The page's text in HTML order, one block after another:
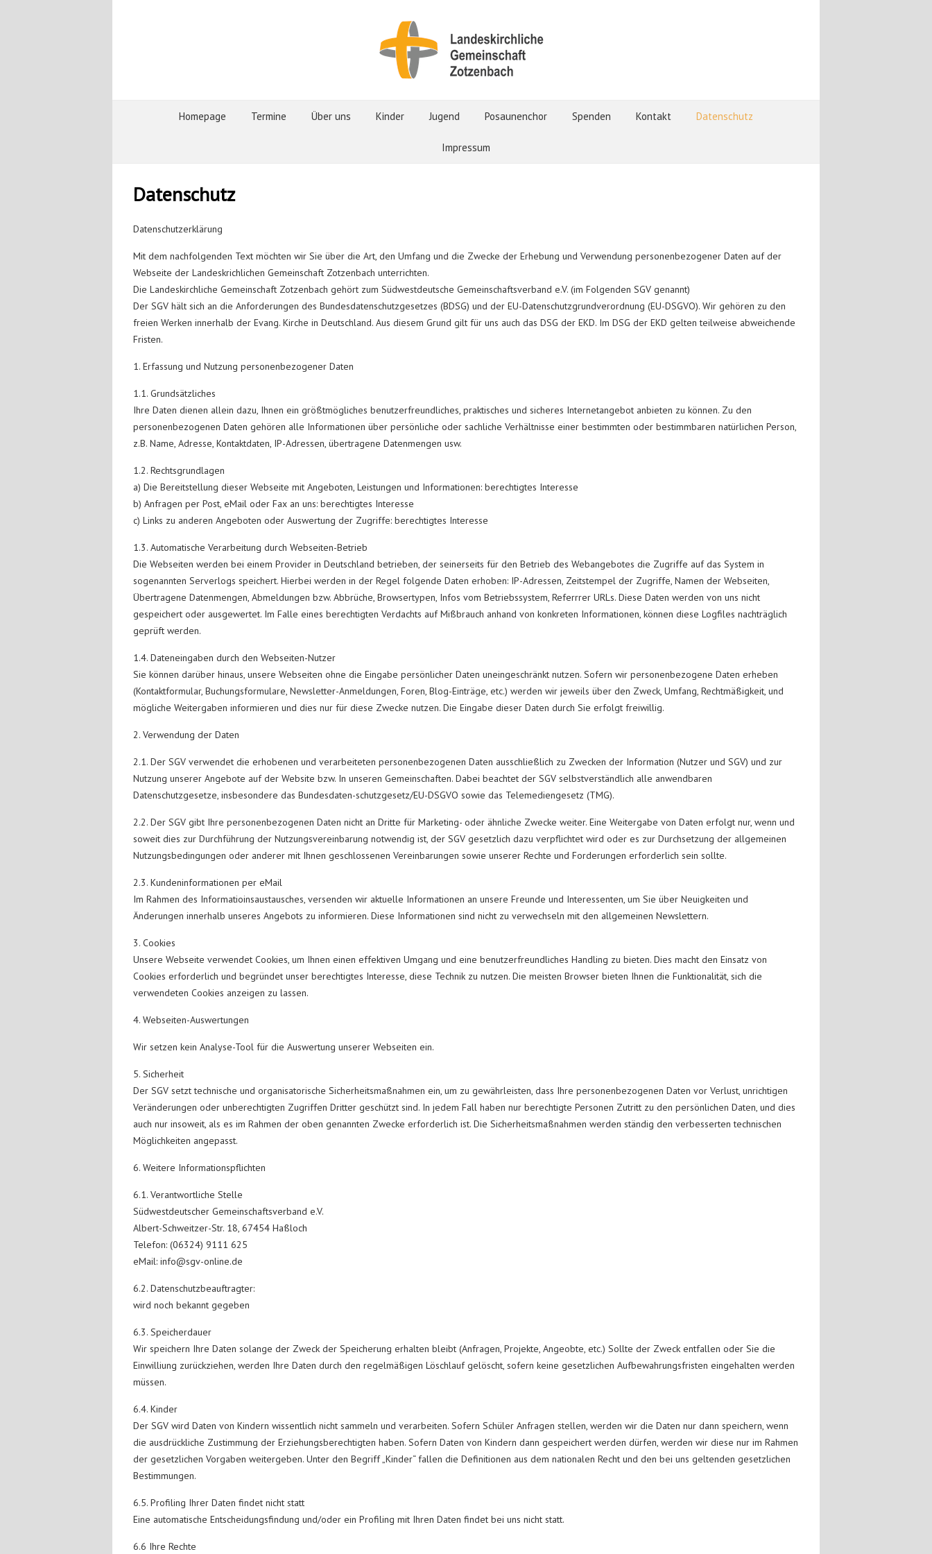
Homepage Termine Über uns Kinder Jugend Posaunenchor Spenden Kontakt Datenschutz
Impressum
Datenschutz
Datenschutzerklärung
Mit dem nachfolgenden Text möchten wir Sie über die Art, den Umfang und die Zwecke der Erhebung und Verwendung personenbezogener Daten auf der
Webseite der Landeskrichlichen Gemeinschaft Zotzenbach unterrichten.
Die Landeskirchliche Gemeinschaft Zotzenbach gehört zum Südwestdeutsche Gemeinschaftsverband e.V. (im Folgenden SGV genannt)
Der SGV hält sich an die Anforderungen des Bundesdatenschutzgesetzes (BDSG) und der EU-Datenschutzgrundverordnung (EU-DSGVO). Wir gehören zu den
freien Werken innerhalb der Evang. Kirche in Deutschland. Aus diesem Grund gilt für uns auch das DSG der EKD. Im DSG der EKD gelten teilweise abweichende
Fristen.
1. Erfassung und Nutzung personenbezogener Daten
1.1. Grundsätzliches
Ihre Daten dienen allein dazu, Ihnen ein größtmögliches benutzerfreundliches, praktisches und sicheres Internetangebot anbieten zu können. Zu den
personenbezogenen Daten gehören alle Informationen über persönliche oder sachliche Verhältnisse einer bestimmten oder bestimmbaren natürlichen Person,
z.B. Name, Adresse, Kontaktdaten, IP-Adressen, übertragene Datenmengen usw.
1.2. Rechtsgrundlagen
a) Die Bereitstellung dieser Webseite mit Angeboten, Leistungen und Informationen: berechtigtes Interesse
b) Anfragen per Post, eMail oder Fax an uns: berechtigtes Interesse
c) Links zu anderen Angeboten oder Auswertung der Zugriffe: berechtigtes Interesse
1.3. Automatische Verarbeitung durch Webseiten-Betrieb
Die Webseiten werden bei einem Provider in Deutschland betrieben, der seinerseits für den Betrieb des Webangebotes die Zugriffe auf das System in
sogenannten Serverlogs speichert. Hierbei werden in der Regel folgende Daten erhoben: IP-Adressen, Zeitstempel der Zugriffe, Namen der Webseiten,
Übertragene Datenmengen, Abmeldungen bzw. Abbrüche, Browsertypen, Infos vom Betriebssystem, Referrrer URLs. Diese Daten werden von uns nicht
gespeichert oder ausgewertet. Im Falle eines berechtigten Verdachts auf Mißbrauch anhand von konkreten Informationen, können diese Logfiles nachträglich
geprüft werden.
1.4. Dateneingaben durch den Webseiten-Nutzer
Sie können darüber hinaus, unsere Webseiten ohne die Eingabe persönlicher Daten uneingeschränkt nutzen. Sofern wir personenbezogene Daten erheben
(Kontaktformular, Buchungsformulare, Newsletter-Anmeldungen, Foren, Blog-Einträge, etc.) werden wir jeweils über den Zweck, Umfang, Rechtmäßigkeit, und
mögliche Weitergaben informieren und dies nur für diese Zwecke nutzen. Die Eingabe dieser Daten durch Sie erfolgt freiwillig.
2. Verwendung der Daten
2.1. Der SGV verwendet die erhobenen und verarbeiteten personenbezogenen Daten ausschließlich zu Zwecken der Information (Nutzer und SGV) und zur
Nutzung unserer Angebote auf der Website bzw. In unseren Gemeinschaften. Dabei beachtet der SGV selbstverständlich alle anwendbaren
Datenschutzgesetze, insbesondere das Bundesdaten-schutzgesetz/EU-DSGVO sowie das Telemediengesetz (TMG).
2.2. Der SGV gibt Ihre personenbezogenen Daten nicht an Dritte für Marketing- oder ähnliche Zwecke weiter. Eine Weitergabe von Daten erfolgt nur, wenn und
soweit dies zur Durchführung der Nutzungsvereinbarung notwendig ist, der SGV gesetzlich dazu verpflichtet wird oder es zur Durchsetzung der allgemeinen
Nutzungsbedingungen oder anderer mit Ihnen geschlossenen Vereinbarungen sowie unserer Rechte und Forderungen erforderlich sein sollte.
2.3. Kundeninformationen per eMail
Im Rahmen des Informatioinsaustausches, versenden wir aktuelle Informationen an unsere Freunde und Interessenten, um Sie über Neuigkeiten und
Änderungen innerhalb unseres Angebots zu informieren. Diese Informationen sind nicht zu verwechseln mit den allgemeinen Newslettern.
3. Cookies
Unsere Webseite verwendet Cookies, um Ihnen einen effektiven Umgang und eine benutzerfreundliches Handling zu bieten. Dies macht den Einsatz von
Cookies erforderlich und begründet unser berechtigtes Interesse, diese Technik zu nutzen. Die meisten Browser bieten Ihnen die Funktionalität, sich die
verwendeten Cookies anzeigen zu lassen.
4. Webseiten-Auswertungen
Wir setzen kein Analyse-Tool für die Auswertung unserer Webseiten ein.
5. Sicherheit
Der SGV setzt technische und organisatorische Sicherheitsmaßnahmen ein, um zu gewährleisten, dass Ihre personenbezogenen Daten vor Verlust, unrichtigen
Veränderungen oder unberechtigten Zugriffen Dritter geschützt sind. In jedem Fall haben nur berechtigte Personen Zutritt zu den persönlichen Daten, und dies
auch nur insoweit, als es im Rahmen der oben genannten Zwecke erforderlich ist. Die Sicherheitsmaßnahmen werden ständig den verbesserten technischen
Möglichkeiten angepasst.
6. Weitere Informationspflichten
6.1. Verantwortliche Stelle
Südwestdeutscher Gemeinschaftsverband e.V.
Albert-Schweitzer-Str. 18, 67454 Haßloch
Telefon: (06324) 9111 625
eMail: info@sgv-online.de
6.2. Datenschutzbeauftragter:
wird noch bekannt gegeben
6.3. Speicherdauer
Wir speichern Ihre Daten solange der Zweck der Speicherung erhalten bleibt (Anfragen, Projekte, Angeobte, etc.) Sollte der Zweck entfallen oder Sie die
Einwilliung zurückziehen, werden Ihre Daten durch den regelmäßigen Löschlauf gelöscht, sofern keine gesetzlichen Aufbewahrungsfristen eingehalten werden
müssen.
6.4. Kinder
Der SGV wird Daten von Kindern wissentlich nicht sammeln und verarbeiten. Sofern Schüler Anfragen stellen, werden wir die Daten nur dann speichern, wenn
die ausdrückliche Zustimmung der Erziehungsberechtigten haben. Sofern Daten von Kindern dann gespeichert werden dürfen, werden wir diese nur im Rahmen
der gesetzlichen Vorgaben weitergeben. Unter den Begriff „Kinder“ fallen die Definitionen aus dem nationalen Recht und den bei uns geltenden gesetzlichen
Bestimmungen.
6.5. Profiling Ihrer Daten findet nicht statt
Eine automatische Entscheidungsfindung und/oder ein Profiling mit Ihren Daten findet bei uns nicht statt.
6.6 Ihre Rechte